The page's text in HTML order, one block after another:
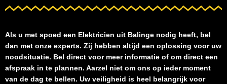
Als u met spoed een Elektricien uit Balinge nodig heeft, bel
dan met onze experts. Zij hebben altijd een oplossing voor uw
noodsituatie. Bel direct voor meer informatie of om direct een
afspraak in te plannen. Aarzel niet om ons op ieder moment
van de dag te bellen. Uw veiligheid is heel belangrijk voor